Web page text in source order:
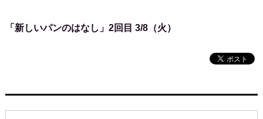
「新しいパンのはなし」2回目 3/8（火）